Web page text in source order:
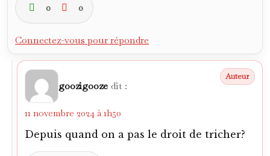
0 0
Connectez-vous pour répondre
goozigooze dit :
11 novembre 2024 à 1h50
Depuis quand on a pas le droit de tricher?